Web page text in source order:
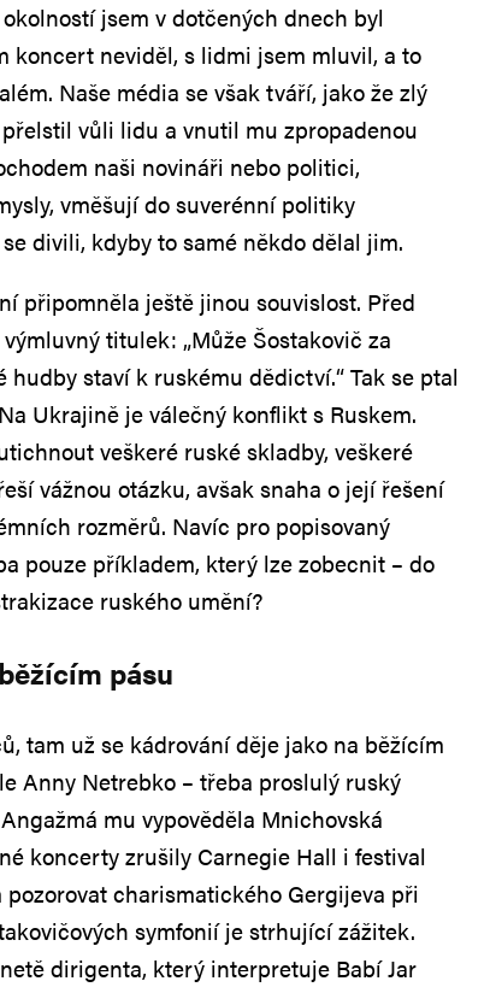
jsem v dotčených dnech byl
koncert neviděl, s lidmi jsem mluvil, a to
Naše média se však tváří, jako že zlý
vůli lidu a vnutil mu zpropadenou
naši novináři nebo politici,
vměšují do suverénní politiky
divili, kdyby to samé někdo dělal jim.
připomněla ještě jinou souvislost. Před
titulek: „Může Šostakovič za
hudby staví k ruskému dědictví.“ Tak se ptal
Ukrajině je válečný konflikt s Ruskem.
veškeré ruské skladby, veškeré
vážnou otázku, avšak snaha o její řešení
rozměrů. Navíc pro popisovaný
pouze příkladem, který lze zobecnit – do
ruského umění?
pásu
tam už se kádrování děje jako na běžícím
Anny Netrebko – třeba proslulý ruský
mu vypověděla Mnichovská
koncerty zrušily Carnegie Hall i festival
pozorovat charismatického Gergijeva při
symfonií je strhující zážitek.
dirigenta, který interpretuje Babí Jar